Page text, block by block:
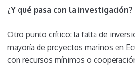
¿Y qué pasa con la investigación?
Otro punto crítico: la falta de
mayoría de proyectos marinos en
con recursos mínimos o